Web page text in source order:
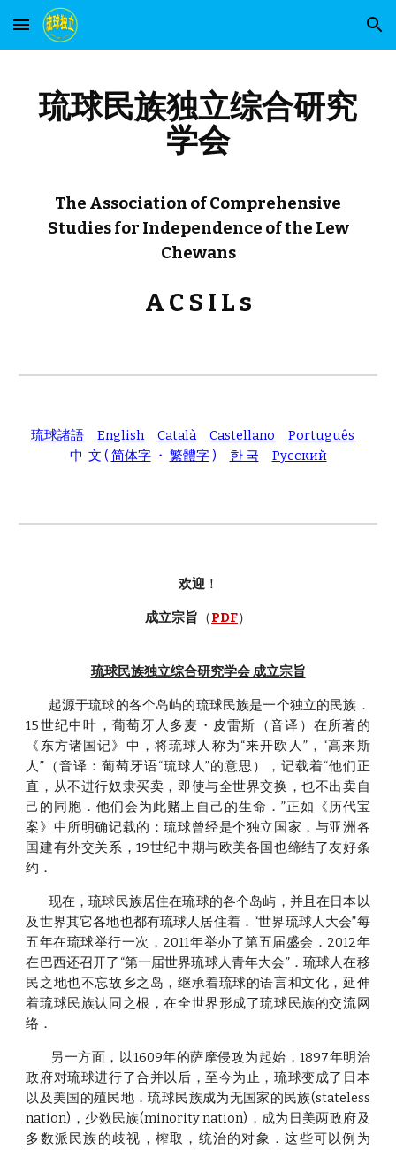
Skip to main content Skip to navigation
琉球民族独立综合研究
学会
The Association of Comprehensive
Studies for Independence of the Lew
Chewans
A C S I L s
琉球諸語 English Català Castellano
Português
中 文 ( 简体字・ 繁體字) 한 국 Pусский
欢迎！
成立宗旨 （PDF）
琉球民族独立综合研究学会 成立宗旨
起源于琉球的各个岛屿的琉球民族是一个独立的民族．
15世纪中叶，葡萄牙人多麦・皮雷斯（音译）在所著的
《东方诸国记》中，将琉球人称为“来开欧人”，“高来斯
人”（音译：葡萄牙语“琉球人”的意思），记载着“他们正
直，从不进行奴隶买卖，即使与全世界交换，也不出卖自
己的同胞．他们会为此赌上自己的生命．”正如《历代宝
案》中所明确记载的：琉球曾经是个独立国家，与亚洲各
国建有外交关系，19世纪中期与欧美各国也缔结了友好条
约．
现在，琉球民族居住在琉球的各个岛屿，并且在日本以
及世界其它各地也都有琉球人居住着．“世界琉球人大会”每
五年在琉球举行一次，2011年举办了第五届盛会．2012年
在巴西还召开了“第一届世界琉球人青年大会”．琉球人在移
民之地也不忘故乡之岛，继承着琉球的语言和文化，延伸
着琉球民族认同之根，在全世界形成了琉球民族的交流网
络．
另一方面，以1609年的萨摩侵攻为起始，1897年明治
政府对琉球进行了合并以后，至今为止，琉球变成了日本
以及美国的殖民地．琉球民族成为无国家的民族(stateless
nation)，少数民族(minority nation)，成为日美两政府及
多数派民族的歧视，榨取，统治的对象．这些可以例为